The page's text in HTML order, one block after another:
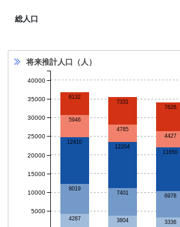
総人口
将来推計人口（人）
4287 3804 3336
8019
7401
6978
12410
12204
11650
5946
4785
4427
6132
7331
7626
5000
10000
15000
20000
25000
30000
35000
40000